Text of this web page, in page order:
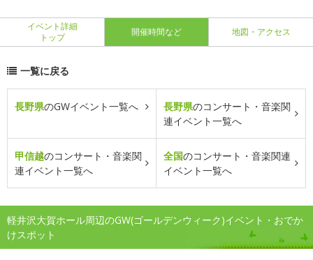
イベント詳細
トップ
開催時間など 地図・アクセス
一覧に戻る
長野県のGWイベント一覧へ 長野県のコンサート・音楽関
連イベント一覧へ
甲信越のコンサート・音楽関
連イベント一覧へ
全国のコンサート・音楽関連
イベント一覧へ
軽井沢大賀ホール周辺のGW(ゴールデンウィーク)イベント・おでか
けスポット